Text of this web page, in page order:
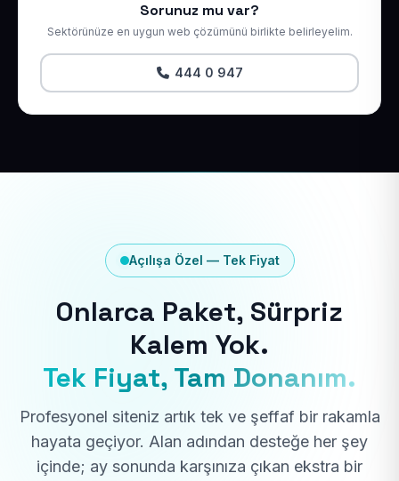
Sorunuz mu var?
Sektörünüze en uygun web çözümünü birlikte belirleyelim.
444 0 947
Açılışa Özel — Tek Fiyat
Onlarca Paket, Sürpriz
Kalem Yok.
Tek Fiyat, Tam Donanım.
Profesyonel siteniz artık tek ve şeffaf bir rakamla
hayata geçiyor. Alan adından desteğe her şey
içinde; ay sonunda karşınıza çıkan ekstra bir